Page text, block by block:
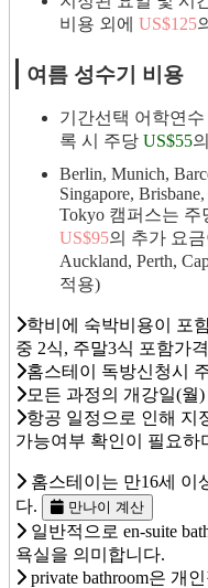
비용 외에 US$125
여름 성수기 비용
기간선택 어학연
록 시 주당 US$55
Berlin, Munich,
Singapore,
Tokyo 캠퍼스는 주
US$95의 추가 요금
Auckland, Perth,
적용)
학비에 숙박비용이 포
중 2식, 주말3식 포함가
홈스테이 독방신청시
모든 과정의 개강일(월)
항공 일정으로 인해 지
가능여부 확인이 필요하
홈스테이는 만16세 이
다.
만나이 계산
일반적으로 en-suite
욕실을 의미합니다.
private bathroom은 개